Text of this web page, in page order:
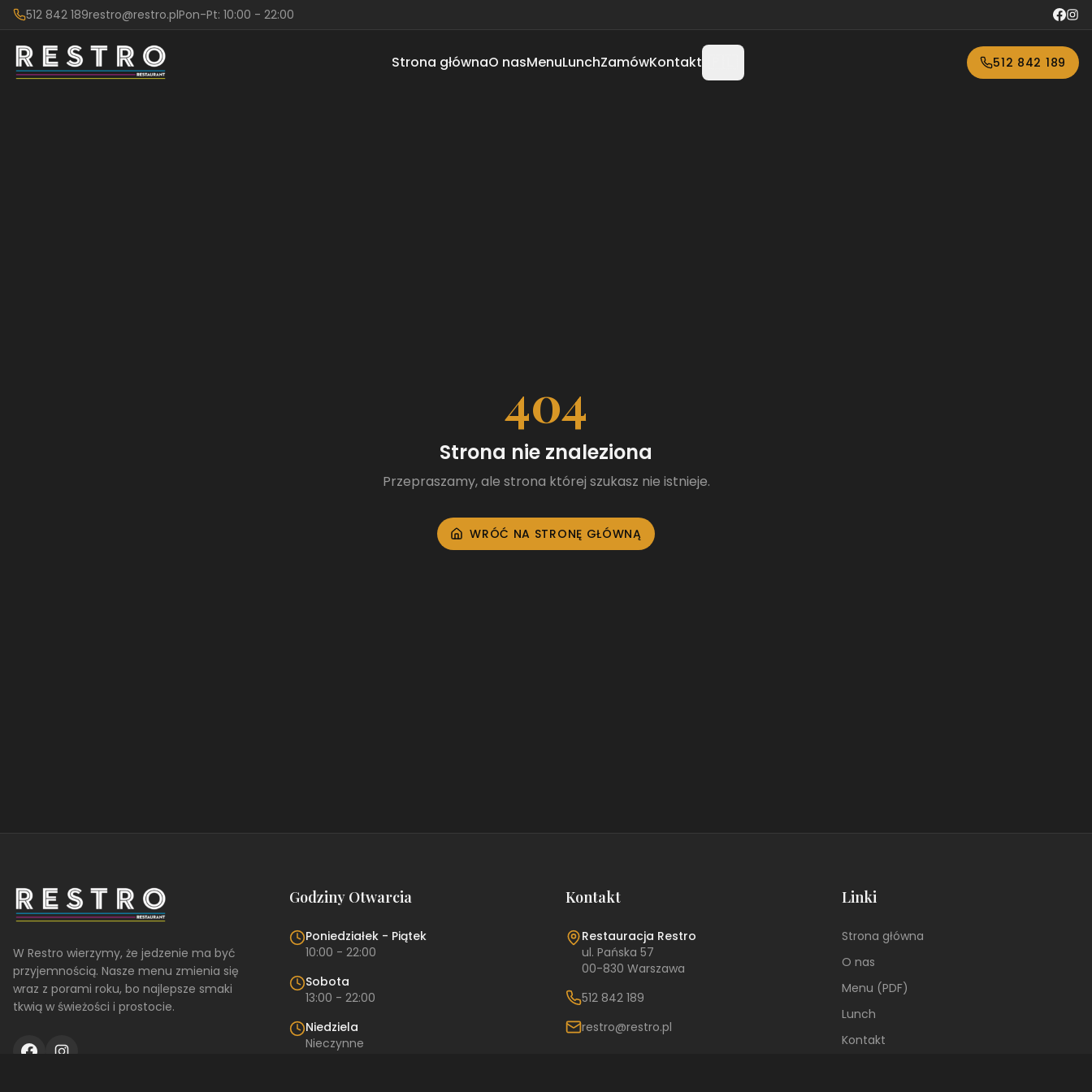
512 842 189restro@restro.plPon-Pt: 10:00 - 22:00
Strona głównaO nasMenuLunchZamówKontakt 512 842 189
404
Strona nie znaleziona
Przepraszamy, ale strona której szukasz nie istnieje.
WRÓĆ NA STRONĘ GŁÓWNĄ
W Restro wierzymy, że jedzenie ma być
przyjemnością. Nasze menu zmienia się
wraz z porami roku, bo najlepsze smaki
tkwią w świeżości i prostocie.
Godziny Otwarcia
Poniedziałek - Piątek
10:00 - 22:00
Sobota
13:00 - 22:00
Niedziela
Nieczynne
Kontakt
Restauracja Restro
ul. Pańska 57
00-830 Warszawa
512 842 189
restro@restro.pl
Linki
Strona główna
O nas
Menu (PDF)
Lunch
Kontakt